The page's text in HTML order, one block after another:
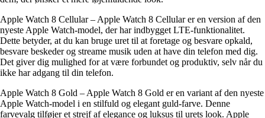
Apple Watch 8 Cellular – Apple Watch 8 Cellular er en version af den
nyeste Apple Watch-model, der har indbygget LTE-funktionalitet.
Dette betyder, at du kan bruge uret til at foretage og besvare opkald,
besvare beskeder og streame musik uden at have din telefon med dig.
Det giver dig mulighed for at være forbundet og produktiv, selv når du
ikke har adgang til din telefon.
Apple Watch 8 Gold – Apple Watch 8 Gold er en variant af den nyeste
Apple Watch-model i en stilfuld og elegant guld-farve. Denne
farvevalg tilføjer et strejf af elegance og luksus til urets look. Apple